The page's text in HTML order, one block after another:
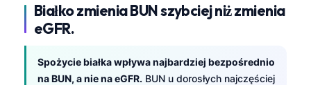
Białko zmienia BUN szybciej niż zmienia
eGFR.
Spożycie białka wpływa najbardziej bezpośrednio
na BUN, a nie na eGFR. BUN u dorosłych najczęściej